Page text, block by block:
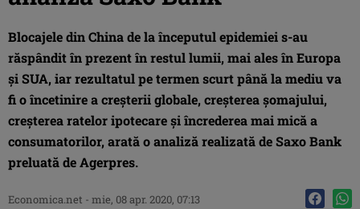
Blocajele din China de la începutul epidemiei s-au
răspândit în prezent în restul lumii, mai ales în Europa
şi SUA, iar rezultatul pe termen scurt până la mediu va
fi o încetinire a creşterii globale, creşterea şomajului,
creşterea ratelor ipotecare şi încrederea mai mică a
consumatorilor, arată o analiză realizată de Saxo Bank
preluată de Agerpres.
Economica.net - mie, 08 apr. 2020, 07:13